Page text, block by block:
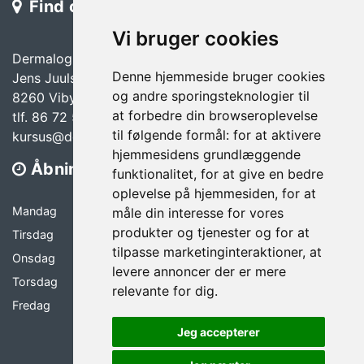
Vi bruger cookies
Denne hjemmeside bruger cookies
og andre sporingsteknologier til
at forbedre din browseroplevelse
til følgende formål: for at aktivere
hjemmesidens grundlæggende
funktionalitet, for at give en bedre
oplevelse på hjemmesiden, for at
måle din interesse for vores
produkter og tjenester og for at
tilpasse marketinginteraktioner, at
levere annoncer der er mere
relevante for dig.
Jeg accepterer
Find os
Dermalogicas kursuscenter i Aarhus
Jens Juuls Vej 22
8260 Viby J
tlf. 86 72 58 00
kursus@dermalogica.dk
Åbningstider
Mandag
08.30 - 16.00
Tirsdag
08.30 - 16.00
Onsdag
08.30 - 16.00
Torsdag
08.30 - 16.00
Fredag